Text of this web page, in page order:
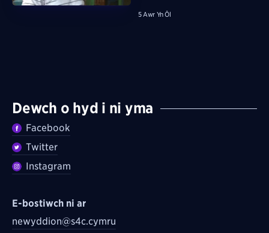
5 Awr Yn Ôl
Dewch o hyd i ni yma
Facebook
Twitter
Instagram
E-bostiwch ni ar
newyddion@s4c.cymru